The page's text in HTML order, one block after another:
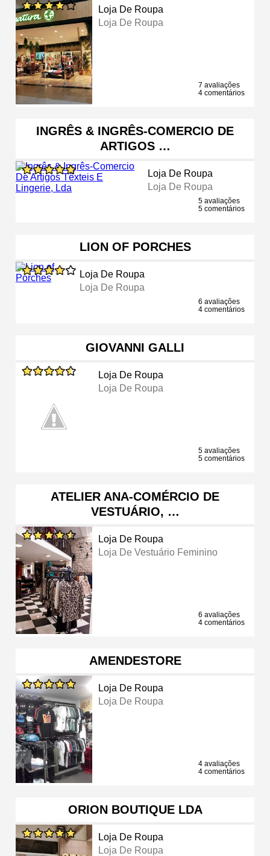
Loja De Roupa
Loja De Roupa
7 avaliações
4 comentários
INGRÊS & INGRÊS-COMERCIO DE
ARTIGOS …
Loja De Roupa
Loja De Roupa
5 avaliações
5 comentários
LION OF PORCHES
Loja De Roupa
Loja De Roupa
6 avaliações
4 comentários
GIOVANNI GALLI
Loja De Roupa
Loja De Roupa
5 avaliações
5 comentários
ATELIER ANA-COMÉRCIO DE
VESTUÁRIO, …
Loja De Roupa
Loja De Vestuário Feminino
6 avaliações
4 comentários
AMENDESTORE
Loja De Roupa
Loja De Roupa
4 avaliações
4 comentários
ORION BOUTIQUE LDA
Loja De Roupa
Loja De Roupa